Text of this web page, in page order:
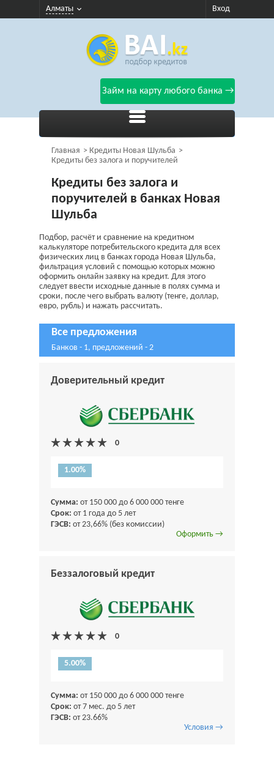
Алматы Вход
Займ на карту любого банка →
Главная
Кредиты Новая Шульба
Кредиты без залога и поручителей
Кредиты без залога и
поручителей в банках Новая
Шульба
Подбор, расчёт и сравнение на кредитном
калькуляторе потребительского кредита для всех
физических лиц в банках города Новая Шульба,
фильтрация условий с помощью которых можно
оформить онлайн заявку на кредит. Для этого
следует ввести исходные данные в полях сумма и
сроки, после чего выбрать валюту (тенге, доллар,
евро, рубль) и нажать рассчитать.
Все предложения
Банков - 1, предложений - 2
Доверительный кредит
1.00%
Сумма: от 150 000 до 6 000 000 тенге
Срок: от 1 года до 5 лет
ГЭСВ: от 23,66% (без комиссии)
Оформить →
Беззалоговый кредит
5.00%
Сумма: от 150 000 до 6 000 000 тенге
Срок: от 7 мес. до 5 лет
ГЭСВ: от 23.66%
Условия →